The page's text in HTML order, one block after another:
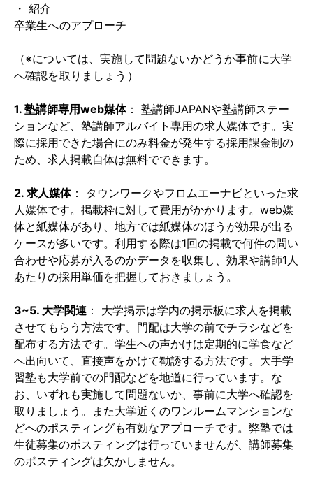
・紹介
卒業生へのアプローチ
（※については、実施して問題ないかどうか事前に大学
へ確認を取りましょう）
1. 塾講師専用web媒体： 塾講師JAPANや塾講師ステー
ションなど、塾講師アルバイト専用の求人媒体です。実
際に採用できた場合にのみ料金が発生する採用課金制の
ため、求人掲載自体は無料でできます。
2. 求人媒体： タウンワークやフロムエーナビといった求
人媒体です。掲載枠に対して費用がかかります。web媒
体と紙媒体があり、地方では紙媒体のほうが効果が出る
ケースが多いです。利用する際は1回の掲載で何件の問い
合わせや応募が入るのかデータを収集し、効果や講師1人
あたりの採用単価を把握しておきましょう。
3~5. 大学関連 ： 大学掲示は学内の掲示板に求人を掲載
させてもらう方法です。門配は大学の前でチラシなどを
配布する方法です。学生への声かけは定期的に学食など
へ出向いて、直接声をかけて勧誘する方法です。大手学
習塾も大学前での門配などを地道に行っています。な
お、いずれも実施して問題ないか、事前に大学へ確認を
取りましょう。また大学近くのワンルームマンションな
どへのポスティングも有効なアプローチです。弊塾では
生徒募集のポスティングは行っていませんが、講師募集
のポスティングは欠かしません。